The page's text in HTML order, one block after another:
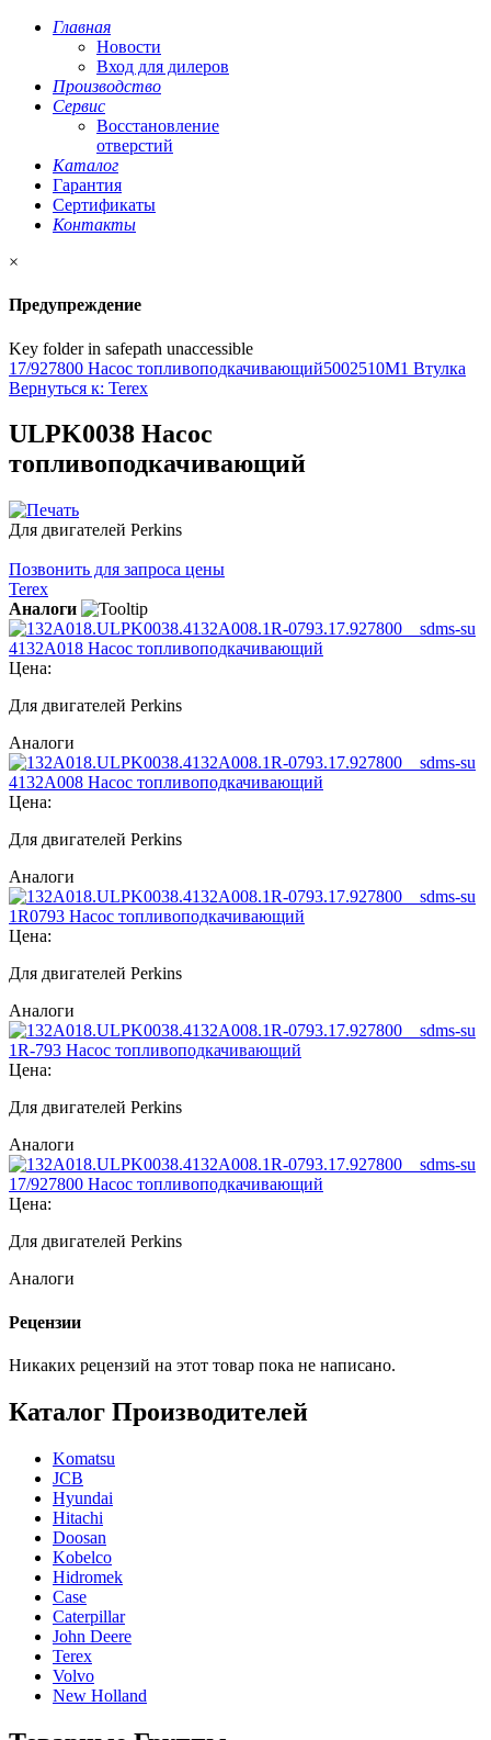
Главная
Новости
Вход для дилеров
Производство
Сервис
Восстановление
отверстий
Каталог
Гарантия
Сертификаты
Контакты
×
Предупреждение
Key folder in safepath unaccessible
17/927800 Насос топливоподкачивающий5002510M1 Втулка
Вернуться к: Terex
ULPK0038 Насос
топливоподкачивающий
Для двигателей Perkins
Позвонить для запроса цены
Terex
Аналоги
4132A018 Насос топливоподкачивающий
Цена:
Для двигателей Perkins
Аналоги
4132A008 Насос топливоподкачивающий
Цена:
Для двигателей Perkins
Аналоги
1R0793 Насос топливоподкачивающий
Цена:
Для двигателей Perkins
Аналоги
1R-793 Насос топливоподкачивающий
Цена:
Для двигателей Perkins
Аналоги
17/927800 Насос топливоподкачивающий
Цена:
Для двигателей Perkins
Аналоги
Рецензии
Никаких рецензий на этот товар пока не написано.
Каталог Производителей
Komatsu
JCB
Hyundai
Hitachi
Doosan
Kobelco
Hidromek
Case
Caterpillar
John Deere
Terex
Volvo
New Holland